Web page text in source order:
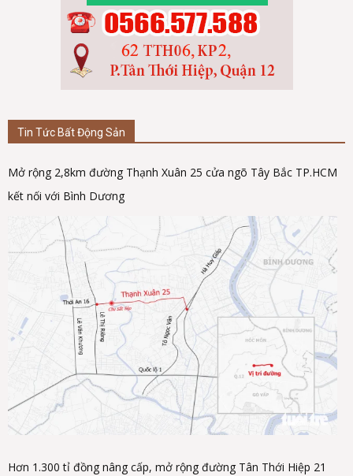
Tin Tức Bất Động Sản
Mở rộng 2,8km đường Thạnh Xuân 25 cửa ngõ Tây Bắc TP.HCM
kết nối với Bình Dương
Hơn 1.300 tỉ đồng nâng cấp, mở rộng đường Tân Thới Hiệp 21